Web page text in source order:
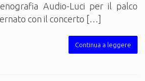
Audio-Luci per il palco
con il concerto […]
Continua a leggere